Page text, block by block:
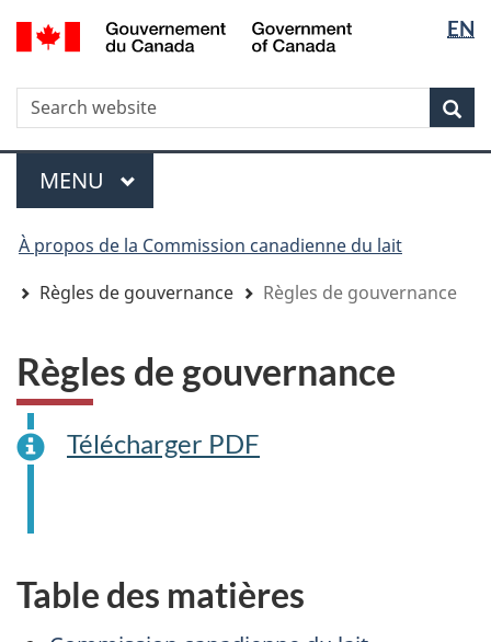
Aller
au
Skip
to
Passer
à
HTML
simplifiée
la
langue
la
langue
EN
WxT
Search
form
Menu
MENU PRINCIPAL
are
here
À propos de la Commission canadienne du lait
Règles de gouvernance
Règles de gouvernance
Règles de gouvernance
Télécharger PDF
Table des matières